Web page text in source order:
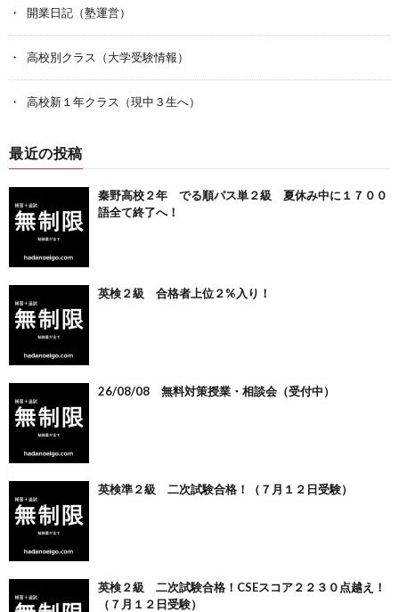
開業日記（塾運営）
高校別クラス（大学受験情報）
高校新１年クラス（現中３生へ）
最近の投稿
秦野高校２年 でる順パス単２級 夏休み中に１７００
語全て終了へ！
英検２級 合格者上位２%入り！
26/08/08 無料対策授業・相談会（受付中）
英検準２級 二次試験合格！（７月１２日受験）
英検２級 二次試験合格！CSEスコア２２３０点越え！
（７月１２日受験）